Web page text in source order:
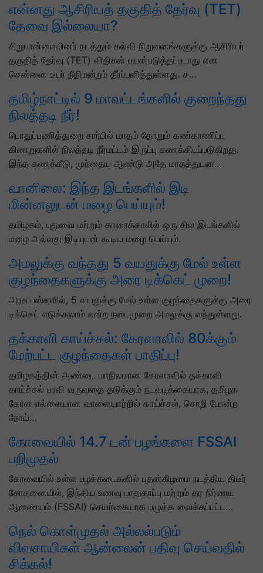
என்னது ஆசிரியத் தகுதித் தேர்வு (TET)
தேவை இல்லையா?
சிறுபான்மையினர் நடத்தும் கல்வி நிறுவனங்களுக்கு ஆசிரியர்
தகுதித் தேர்வு (TET) விதிகள் பயன்படுத்தப்படாது என
சென்னை உயர் நீதிமன்றம் தீர்ப்பளித்துள்ளது. ச…
தமிழ்நாட்டில் 9 மாவட்டங்களில் குறைந்தது
நிலத்தடி நீர்!
பொதுப்பணித்துறை சார்பில் மாதம் தோறும் கண்காணிப்பு
கிணறுகளில் நிலத்தடி நீர்மட்டம் இருப்பு கணக்கிடப்படுகிறது.
இந்த கணக்கீடு, முந்தைய ஆண்டு அதே மாதத்துடன…
வானிலை: இந்த இடங்களில் இடி
மின்னலுடன் மழை பெய்யும்!
தமிழகம், புதுவை மற்றும் காரைக்காலில் ஒரு சில இடங்களில்
மழை அல்லது இடியுடன் கூடிய மழை பெய்யும்.
அமலுக்கு வந்தது 5 வயதுக்கு மேல் உள்ள
குழந்தைகளுக்கு அரை டிக்கெட் முறை!
அரசு பஸ்களில், 5 வயதுக்கு மேல் உள்ள குழந்தைகளுக்கு அரை
டிக்கெட் எடுக்கலாம் என்ற நடைமுறை அமலுக்கு வந்துள்ளது.
தக்காளி காய்ச்சல்: கேரளாவில் 80க்கும்
மேற்பட்ட குழந்தைகள் பாதிப்பு!
தமிழகத்தின் அண்டை மாநிலமான கேரளாவில் தக்காளி
காய்ச்சல் பரவி வருவதை தடுக்கும் நடவடிக்கையாக, தமிழக
கேரள எல்லையான வாளையாற்றில் காய்ச்சல், சொறி போன்ற
நோய்…
கோவையில் 14.7 டன் பழங்களை FSSAI
பறிமுதல்
கோவையில் உள்ள பழக்கடைகளில் புதன்கிழமை நடத்திய திடீர்
சோதனையில், இந்திய உணவு பாதுகாப்பு மற்றும் தர நிர்ணய
ஆணையம் (FSSAI) செயற்கையாக பழுக்க வைக்கப்பட்ட…
நெல் கொள்முதல் அல்லல்படும்
விவசாயிகள் ஆன்லைன் பதிவு செய்வதில்
சிக்கல்!